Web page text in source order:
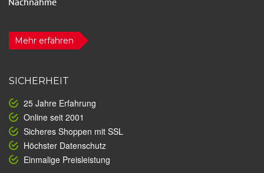
Mehr erfahren
SICHERHEIT
25 Jahre Erfahrung
Online seit 2001
Sicheres Shoppen mit SSL
Höchster Datenschutz
Einmalige Preisleistung